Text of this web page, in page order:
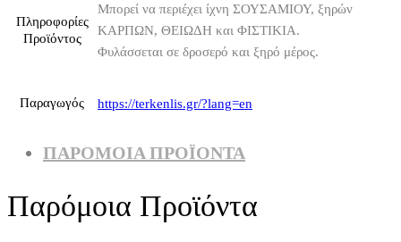
Πληροφορίες
Προϊόντος
Μπορεί να περιέχει ίχνη ΣΟΥΣΑΜΙΟΥ, ξηρών
ΚΑΡΠΩΝ, ΘΕΙΩΔΗ και ΦΙΣΤΙΚΙΑ.
Φυλάσσεται σε δροσερό και ξηρό μέρος.
Παραγωγός https://terkenlis.gr/?lang=en
ΠΑΡΌΜΟΙΑ ΠΡΟΪΌΝΤΑ
Παρόμοια Προϊόντα